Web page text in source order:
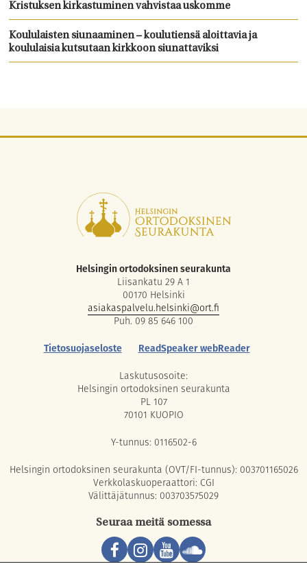
Kristuksen kirkastuminen vahvistaa uskomme
Koululaisten siunaaminen – koulutiensä aloittavia ja
koululaisia kutsutaan kirkkoon siunattaviksi
Helsingin ortodoksinen seurakunta
Liisankatu 29 A 1
00170 Helsinki
asiakaspalvelu.helsinki@ort.fi
Puh. 09 85 646 100
Tietosuojaseloste
ReadSpeaker webReader
Laskutusosoite:
Helsingin ortodoksinen seurakunta
PL 107
70101 KUOPIO
Y-tunnus: 0116502-6
Helsingin ortodoksinen seurakunta (OVT/FI-tunnus): 003701165026
Verkkolaskuoperaattori: CGI
Välittäjätunnus: 003703575029
Seuraa meitä somessa